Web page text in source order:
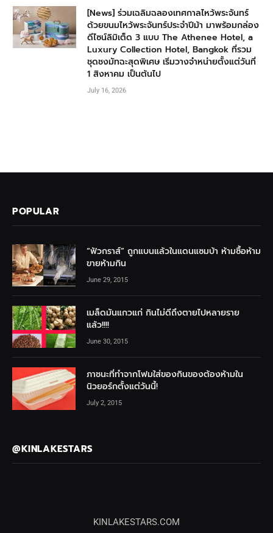
[News] ร่วมเฉลิมฉลองเทศกาลไหว้พระจันทร์
ด้วยขนมไหว้พระจันทร์ประจำปีม้า มาพร้อมกล่อง
ดีไซน์ลิมิเต็ด 3 แบบ The Athenee Hotel, a
Luxury Collection Hotel, Bangkok ที่รวม
ชุดชงมัทฉะสุดพิเศษ เริ่มวางจำหน่ายตั้งแต่วันที่
1 สิงหาคม เป็นต้นไป
July 16, 2026
POPULAR
“ฟัวกราส์” ถูกแบนแล้วในแดนแซมบ้า ห้ามซื้อห้าม
ขายห้ามกิน
June 29, 2015
เมล็ดมันแกวแก่ กินไม่ดีถึงตายไปหลายราย
แล้ว!!!!
June 30, 2015
ภาชนะที่ทำจากโฟมใส่ของกินของต้องห้ามใน
นิวยอร์กตั้งแต่วันนี้!
July 2, 2015
@KINLAKESTARS
KINLAKESTARS.COM